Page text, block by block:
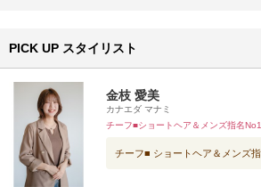
PICK UP スタイリスト
金枝 愛美
カナエダ マナミ
チーフ■ショートヘア＆メンズ指名No1
チーフ■ ショートヘア＆メンズ